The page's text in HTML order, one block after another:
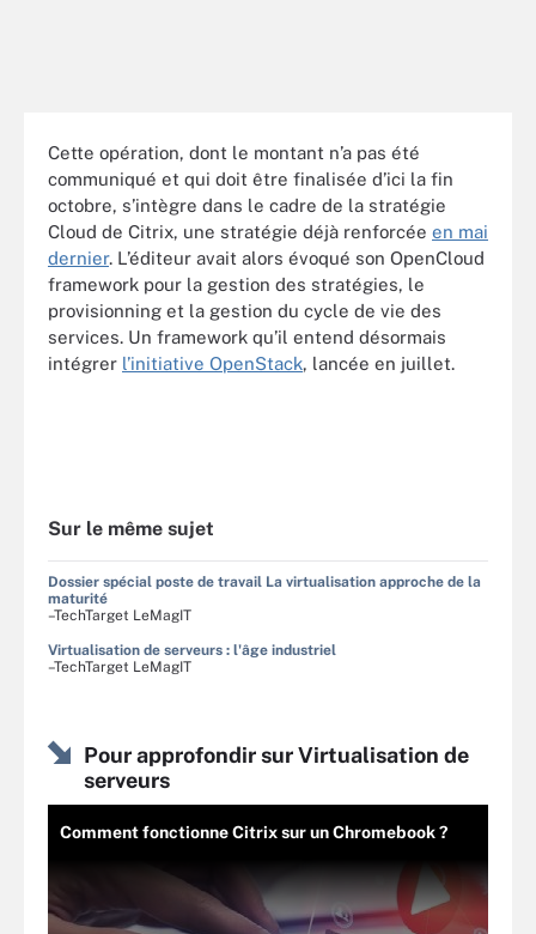
Cette opération, dont le montant n’a pas été
communiqué et qui doit être finalisée d’ici la fin
octobre, s’intègre dans le cadre de la stratégie
Cloud de Citrix, une stratégie déjà renforcée en mai
dernier. L’éditeur avait alors évoqué son OpenCloud
framework pour la gestion des stratégies, le
provisionning et la gestion du cycle de vie des
services. Un framework qu’il entend désormais
intégrer l’initiative OpenStack, lancée en juillet.
Sur le même sujet
Dossier spécial poste de travail La virtualisation approche de la
maturité
–TechTarget LeMagIT
Virtualisation de serveurs : l'âge industriel
–TechTarget LeMagIT
Pour approfondir sur Virtualisation de
serveurs
Comment fonctionne Citrix sur un Chromebook ?